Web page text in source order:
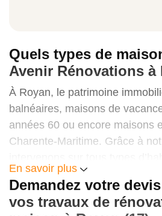
Exemple
Peinture, sols,
Quels types de
Avenir Rénovations à
À Royan, le patrimoine
balnéaires, maisons de
années 60 ou encore maisons
Charente-Maritime. Grâce à
respectant leur style et en
modernes adaptées à vos
En savoir plus
Demandez votre
vos travaux de